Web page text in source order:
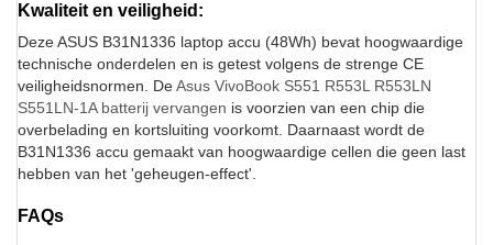
Kwaliteit en veiligheid:
Deze ASUS B31N1336 laptop accu (48Wh) bevat hoogwaardige
technische onderdelen en is getest volgens de strenge CE
veiligheidsnormen. DeAsus VivoBook S551 R553L R553LN
S551LN-1A batterij vervangen is voorzien van een chip die
overbelading en kortsluiting voorkomt. Daarnaast wordt de
B31N1336 accu gemaakt van hoogwaardige cellen die geen last
hebben van het 'geheugen-effect'.
FAQs